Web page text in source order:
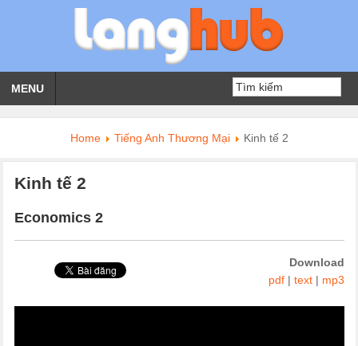
MENU
Home Tiếng Anh Thương Mại Kinh tế 2
Kinh tế 2
Economics 2
Download
pdf| text| mp3